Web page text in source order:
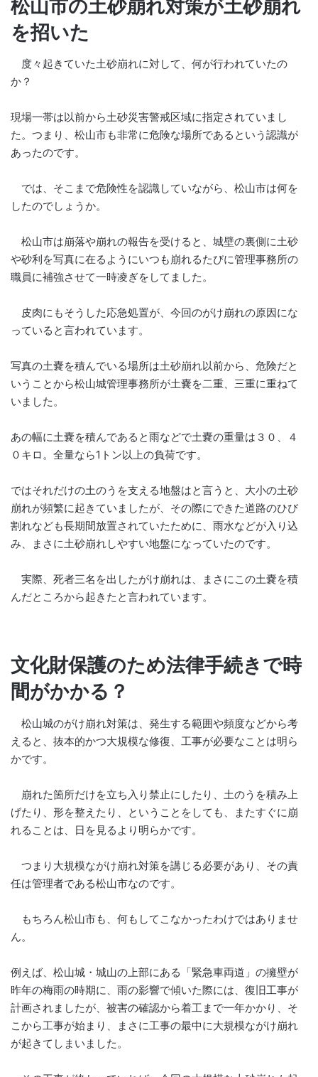
松山市の土砂崩れ対策が土砂崩れ
を招いた
度々起きていた土砂崩れに対して、何が行われていたの
か？
現場一帯は以前から土砂災害警戒区域に指定されていまし
た。つまり、松山市も非常に危険な場所であるという認識が
あったのです。
では、そこまで危険性を認識していながら、松山市は何を
したのでしょうか。
松山市は崩落や崩れの報告を受けると、城壁の裏側に土砂
や砂利を写真に在るようにいつも崩れるたびに管理事務所の
職員に補強させて一時凌ぎをしてました。
皮肉にもそうした応急処置が、今回のがけ崩れの原因にな
っていると言われています。
写真の土嚢を積んでいる場所は土砂崩れ以前から、危険だと
いうことから松山城管理事務所が土嚢を二重、三重に重ねて
いました。
あの幅に土嚢を積んであると雨などで土嚢の重量は３０、４
０キロ。全量なら1トン以上の負荷です。
ではそれだけの土のうを支える地盤はと言うと、大小の土砂
崩れが頻繁に起きていましたが、その際にできた道路のひび
割れなども長期間放置されていたために、雨水などが入り込
み、まさに土砂崩れしやすい地盤になっていたのです。
実際、死者三名を出したがけ崩れは、まさにこの土嚢を積
んだところから起きたと言われています。
文化財保護のため法律手続きで時
間がかかる？
松山城のがけ崩れ対策は、発生する範囲や頻度などから考
えると、抜本的かつ大規模な修復、工事が必要なことは明ら
かです。
崩れた箇所だけを立ち入り禁止にしたり、土のうを積み上
げたり、形を整えたり、ということをしても、またすぐに崩
れることは、日を見るより明らかです。
つまり大規模ながけ崩れ対策を講じる必要があり、その責
任は管理者である松山市なのです。
もちろん松山市も、何もしてこなかったわけではありませ
ん。
例えば、松山城・城山の上部にある「緊急車両道」の擁壁が
昨年の梅雨の時期に、雨の影響で傾いた際には、復旧工事が
計画されましたが、被害の確認から着工まで一年かかり、そ
こから工事が始まり、まさに工事の最中に大規模ながけ崩れ
が起きてしまいました。